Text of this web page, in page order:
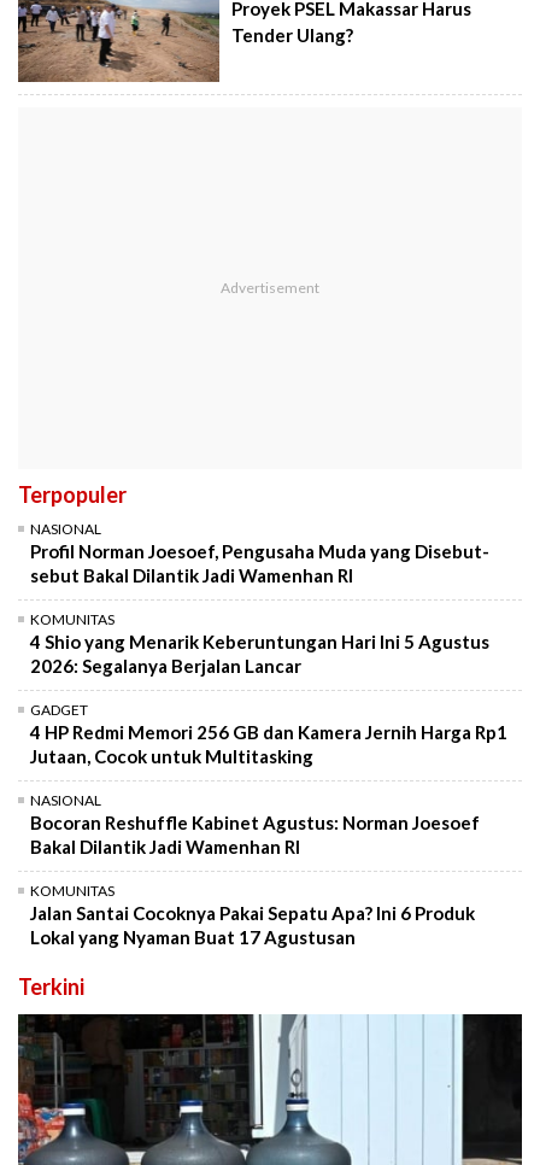
Proyek PSEL Makassar Harus
Tender Ulang?
Terpopuler
NASIONAL
Profil Norman Joesoef, Pengusaha Muda yang Disebut-
sebut Bakal Dilantik Jadi Wamenhan RI
KOMUNITAS
4 Shio yang Menarik Keberuntungan Hari Ini 5 Agustus
2026: Segalanya Berjalan Lancar
GADGET
4 HP Redmi Memori 256 GB dan Kamera Jernih Harga Rp1
Jutaan, Cocok untuk Multitasking
NASIONAL
Bocoran Reshuffle Kabinet Agustus: Norman Joesoef
Bakal Dilantik Jadi Wamenhan RI
KOMUNITAS
Jalan Santai Cocoknya Pakai Sepatu Apa? Ini 6 Produk
Lokal yang Nyaman Buat 17 Agustusan
Terkini